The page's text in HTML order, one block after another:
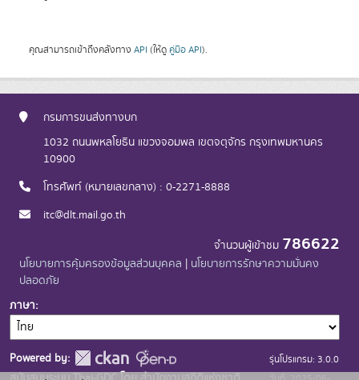
คุณสามารถเข้าถึงคลังทาง API (ให้ดู คู่มือ API).
กรมการขนส่งทางบก
1032 ถนนพหลโยธิน แขวงจอมพล เขตจตุจักร กรุงเทพมหานคร
10900
โทรศัพท์ (หมายเลขกลาง) : 0-2271-8888
itc@dlt.mail.go.th
จำนวนผู้เข้าชม 786622
นโยบายการคุ้มครองข้อมูลส่วนบุคคล | นโยบายการรักษาความมั่นคง
ปลอดภัย
ภาษา
Powered by:
รุ่นโปรแกรม: 3.0.0